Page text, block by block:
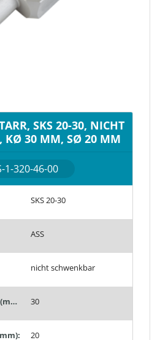
SKS 20-30, NICHT
KØ 30 MM, SØ 20 MM
1-320-46-00
SKS 20-30
ASS
nicht schwenkbar
Klemmdurchmesser (mm): 30
20